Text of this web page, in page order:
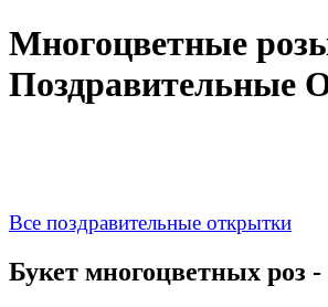
Многоцветные
Поздравительные
Все поздравительные открытки
Букет многоцветных роз